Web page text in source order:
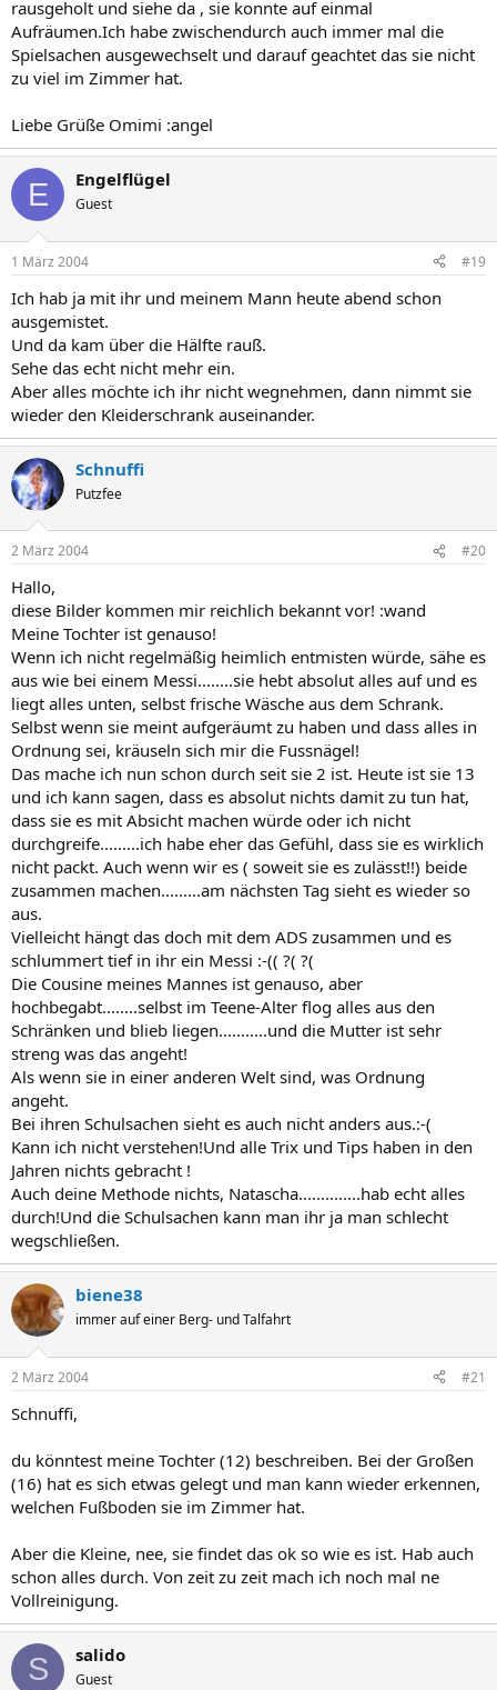
rausgeholt und siehe da , sie konnte auf einmal
Aufräumen.Ich habe zwischendurch auch immer mal die
Spielsachen ausgewechselt und darauf geachtet das sie nicht
zu viel im Zimmer hat.
Liebe Grüße Omimi :angel
E Engelflügel
Guest
1 März 2004 #19
Ich hab ja mit ihr und meinem Mann heute abend schon
ausgemistet.
Und da kam über die Hälfte rauß.
Sehe das echt nicht mehr ein.
Aber alles möchte ich ihr nicht wegnehmen, dann nimmt sie
wieder den Kleiderschrank auseinander.
Schnuffi
Putzfee
2 März 2004 #20
Hallo,
diese Bilder kommen mir reichlich bekannt vor! :wand
Meine Tochter ist genauso!
Wenn ich nicht regelmäßig heimlich entmisten würde, sähe es
aus wie bei einem Messi........sie hebt absolut alles auf und es
liegt alles unten, selbst frische Wäsche aus dem Schrank.
Selbst wenn sie meint aufgeräumt zu haben und dass alles in
Ordnung sei, kräuseln sich mir die Fussnägel!
Das mache ich nun schon durch seit sie 2 ist. Heute ist sie 13
und ich kann sagen, dass es absolut nichts damit zu tun hat,
dass sie es mit Absicht machen würde oder ich nicht
durchgreife.........ich habe eher das Gefühl, dass sie es wirklich
nicht packt. Auch wenn wir es ( soweit sie es zulässt!!) beide
zusammen machen.........am nächsten Tag sieht es wieder so
aus.
Vielleicht hängt das doch mit dem ADS zusammen und es
schlummert tief in ihr ein Messi :-(( ?( ?(
Die Cousine meines Mannes ist genauso, aber
hochbegabt........selbst im Teene-Alter flog alles aus den
Schränken und blieb liegen...........und die Mutter ist sehr
streng was das angeht!
Als wenn sie in einer anderen Welt sind, was Ordnung
angeht.
Bei ihren Schulsachen sieht es auch nicht anders aus.:-(
Kann ich nicht verstehen!Und alle Trix und Tips haben in den
Jahren nichts gebracht !
Auch deine Methode nichts, Natascha..............hab echt alles
durch!Und die Schulsachen kann man ihr ja man schlecht
wegschließen.
biene38
immer auf einer Berg- und Talfahrt
2 März 2004 #21
Schnuffi,
du könntest meine Tochter (12) beschreiben. Bei der Großen
(16) hat es sich etwas gelegt und man kann wieder erkennen,
welchen Fußboden sie im Zimmer hat.
Aber die Kleine, nee, sie findet das ok so wie es ist. Hab auch
schon alles durch. Von zeit zu zeit mach ich noch mal ne
Vollreinigung.
S salido
Guest